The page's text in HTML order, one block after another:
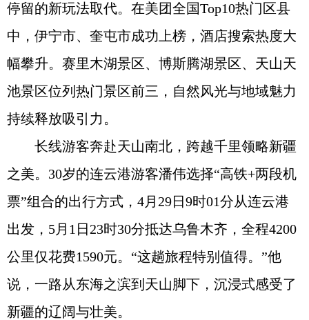
停留的新玩法取代。在美团全国Top10热门区县
中，伊宁市、奎屯市成功上榜，酒店搜索热度大
幅攀升。赛里木湖景区、博斯腾湖景区、天山天
池景区位列热门景区前三，自然风光与地域魅力
持续释放吸引力。
长线游客奔赴天山南北，跨越千里领略新疆
之美。30岁的连云港游客潘伟选择“高铁+两段机
票”组合的出行方式，4月29日9时01分从连云港
出发，5月1日23时30分抵达乌鲁木齐，全程4200
公里仅花费1590元。“这趟旅程特别值得。”他
说，一路从东海之滨到天山脚下，沉浸式感受了
新疆的辽阔与壮美。